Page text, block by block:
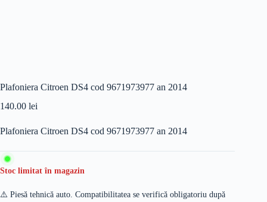
Plafoniera Citroen DS4 cod 9671973977 an 2014
140.00 lei
Plafoniera Citroen DS4 cod 9671973977 an 2014
Stoc limitat în magazin
⚠️ Piesă tehnică auto. Compatibilitatea se verifică obligatoriu după